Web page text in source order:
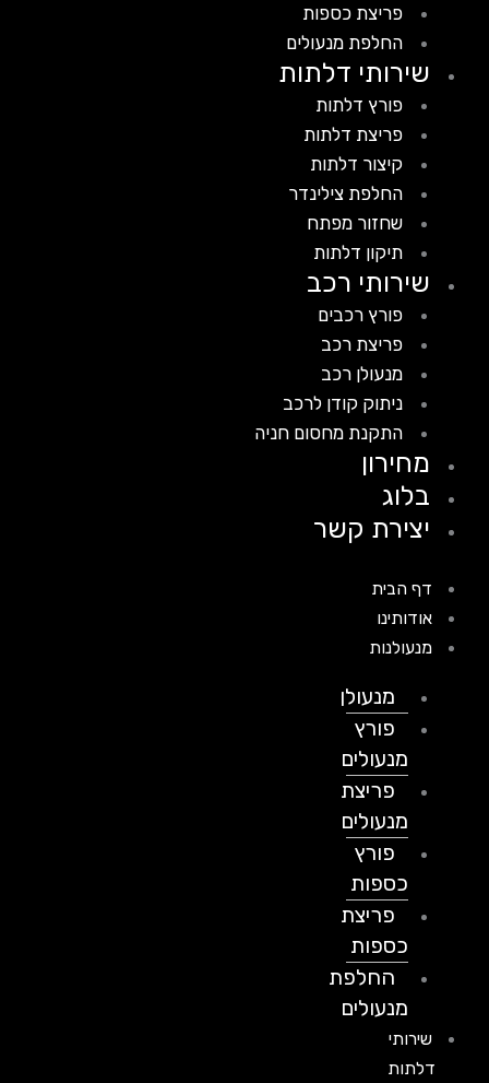
פריצת כספות
החלפת מנעולים
שירותי דלתות
פורץ דלתות
פריצת דלתות
קיצור דלתות
החלפת צילינדר
שחזור מפתח
תיקון דלתות
שירותי רכב
פורץ רכבים
פריצת רכב
מנעולן רכב
ניתוק קודן לרכב
התקנת מחסום חניה
מחירון
בלוג
יצירת קשר
דף הבית
אודותינו
מנעולנות
מנעולן
פורץ
מנעולים
פריצת
מנעולים
פורץ
כספות
פריצת
כספות
החלפת
מנעולים
שירותי
דלתות